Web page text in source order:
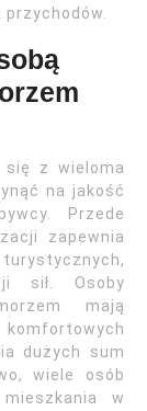
się z wieloma
na jakość
Przede
zapewnia
sił. Osoby
mają
dużych sum
wiele osób
w